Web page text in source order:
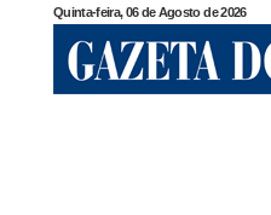
Quinta-feira, 06 de Agosto de 2026